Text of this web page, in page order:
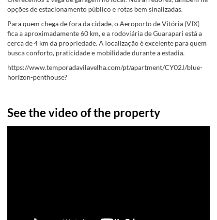
opções de estacionamento público e rotas bem sinalizadas.
Para quem chega de fora da cidade, o Aeroporto de Vitória (VIX)
fica a aproximadamente 60 km, e a rodoviária de Guarapari está a
cerca de 4 km da propriedade. A localização é excelente para quem
busca conforto, praticidade e mobilidade durante a estadia.
https://www.temporadavilavelha.com/pt/apartment/CY02J/blue-
horizon-penthouse?
See the video of the property